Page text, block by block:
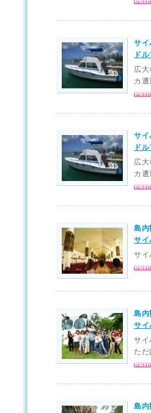
サイ
ド
広
カ
サイ
ド
広
カ
島
サ
サ
島内
サ
サイ
ただ
島内